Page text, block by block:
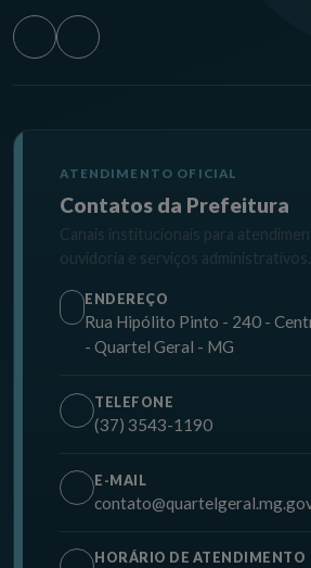
ATENDIMENTO OFICIAL
Contatos da Prefeitura
Canais institucionais para
ouvidoria e serviços administrativos.
ENDEREÇO
Rua Hipólito Pinto - 240 -
- Quartel Geral - MG
TELEFONE
(37) 3543-1190
E-MAIL
HORÁRIO DE ATENDIMENTO